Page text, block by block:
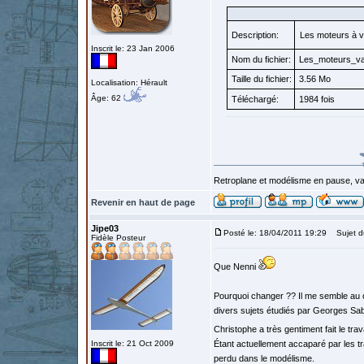
Inscrit le: 23 Jan 2006
Localisation: Hérault
Âge: 62
Description: Les moteurs à
Nom du fichier:
Taille du fichier:
3.56 Mo
Téléchargé: 1984 fois
Retroplane et modélisme en pause,
Revenir en haut de page
Jipe03
Fidèle Posteur
Inscrit le: 21 Oct 2009
Posté le: 18/04/2011 19:29 Sujet
Que Nenni
Pourquoi changer ?? Il me semble
divers sujets étudiés par Georges
Christophe a très gentiment fait le
Étant actuellement accaparé par les
perdu dans le modélisme.